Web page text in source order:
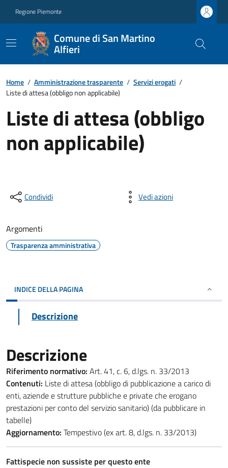
Regione Piemonte
Comune di San Martino
Alfieri
Home / Amministrazione trasparente / Servizi erogati /
Liste di attesa (obbligo non applicabile)
Liste di attesa (obbligo
non applicabile)
Condividi Vedi azioni
Argomenti
Trasparenza amministrativa
INDICE DELLA PAGINA
Descrizione
Descrizione
Riferimento normativo: Art. 41, c. 6, d.lgs. n. 33/2013
Contenuti: Liste di attesa (obbligo di pubblicazione a carico di
enti, aziende e strutture pubbliche e private che erogano
prestazioni per conto del servizio sanitario) (da pubblicare in
tabelle)
Aggiornamento: Tempestivo (ex art. 8, d.lgs. n. 33/2013)
Fattispecie non sussiste per questo ente